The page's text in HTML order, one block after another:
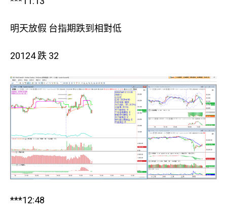
明天放假 台指期跌到相對低
20124 跌 32
***12:48